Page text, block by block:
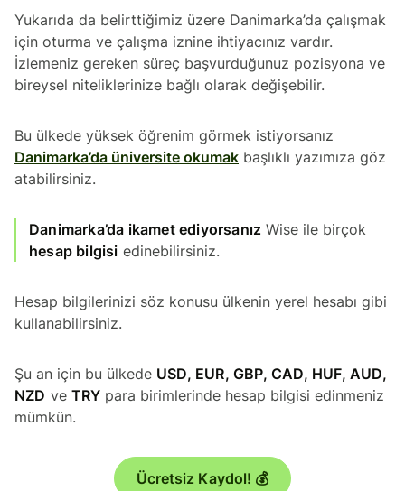
Yukarıda da belirttiğimiz üzere Danimarka’da çalışmak
için oturma ve çalışma iznine ihtiyacınız vardır.
İzlemeniz gereken süreç başvurduğunuz pozisyona ve
bireysel niteliklerinize bağlı olarak değişebilir.
Bu ülkede yüksek öğrenim görmek istiyorsanız
Danimarka’da üniversite okumak başlıklı yazımıza göz
atabilirsiniz.
Danimarka’da ikamet ediyorsanız Wise ile birçok
hesap bilgisi edinebilirsiniz.
Hesap bilgilerinizi söz konusu ülkenin yerel hesabı gibi
kullanabilirsiniz.
Şu an için bu ülkede USD, EUR, GBP, CAD, HUF, AUD,
NZD ve TRY para birimlerinde hesap bilgisi edinmeniz
mümkün.
Ücretsiz Kaydol! 💰